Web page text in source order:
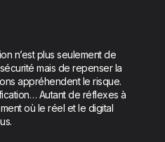
n’est plus seulement de
mais de repenser la
appréhendent le risque.
Autant de réflexes à
où le réel et le digital